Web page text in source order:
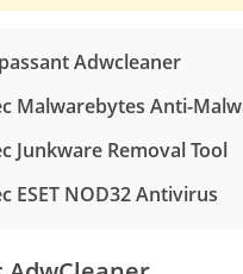
Adwcleaner
Malwarebytes Anti-
Junkware Removal Tool
ESET NOD32 Antivirus